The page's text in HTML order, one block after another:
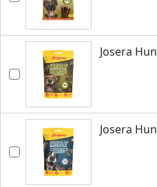
Josera
Josera